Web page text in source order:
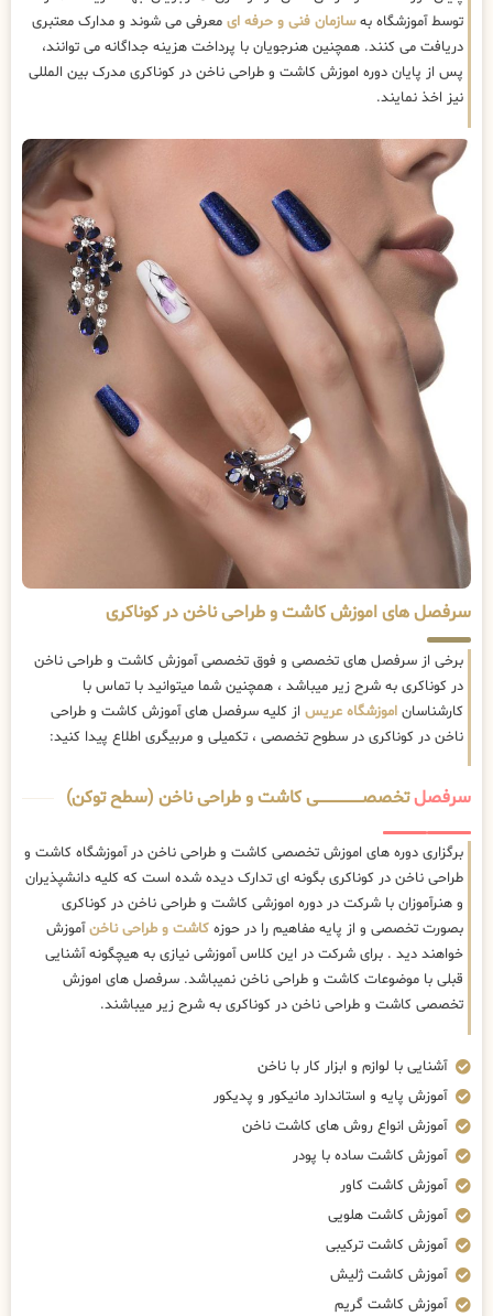
توسط آموزشگاه بهسازمان فنی و حرفه ای معرفی می شوند و مدارک معتبری
دریافت می کنند. همچنین هنرجویان با پرداخت هزینه جداگانه می توانند،
پس از پایان دوره اموزش کاشت و طراحی ناخن در کوناکری مدرک بین المللی
نیز اخذ نمایند.
سرفصل های اموزش کاشت و طراحی ناخن در کوناکری
برخی از سرفصل های تخصصی و فوق تخصصی آموزش کاشت و طراحی ناخن
در کوناکری به شرح زیر میباشد ، همچنین شما میتوانید با تماس با
کارشناسان اموزشگاه عریس از کلیه سرفصل های آموزش کاشت و طراحی
ناخن در کوناکری در سطوح تخصصی ، تکمیلی و مربیگری اطلاع پیدا کنید:
سرفصلتخصصــــــــــــــــــــی کاشت و طراحی ناخن (سطح توکن)
برگزاری دوره های اموزش تخصصی کاشت و طراحی ناخن در آموزشگاه کاشت و
طراحی ناخن در کوناکری بگونه ای تدارک دیده شده است که کلیه دانشپذیران
و هنرآموزان با شرکت در دوره اموزشی کاشت و طراحی ناخن در کوناکری
بصورت تخصصی و از پایه مفاهیم را در حوزه کاشت و طراحی ناخنآموزش
خواهند دید . برای شرکت در این کلاس آموزشی نیازی به هیچگونه آشنایی
قبلی با موضوعات کاشت و طراحی ناخن نمیباشد. سرفصل های اموزش
تخصصی کاشت و طراحی ناخن در کوناکری به شرح زیر میباشند.
آشنایی با لوازم و ابزار کار با ناخن
آموزش پایه و استاندارد مانیکور و پدیکور
آموزش انواع روش های کاشت ناخن
آموزش کاشت ساده با پودر
آموزش کاشت کاور
آموزش کاشت هلویی
آموزش کاشت ترکیبی
آموزش کاشت ژلیش
آموزش کاشت گریم